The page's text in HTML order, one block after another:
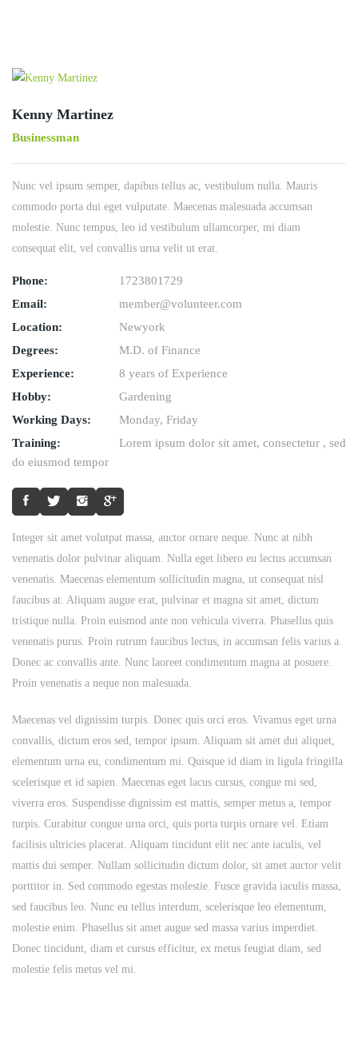
Kenny Martinez
Businessman
Nunc vel ipsum semper, dapibus tellus ac, vestibulum nulla. Mauris
commodo porta dui eget vulputate. Maecenas malesuada accumsan
molestie. Nunc tempus, leo id vestibulum ullamcorper, mi diam
consequat elit, vel convallis urna velit ut erat.
Phone:
1723801729
Email:
member@volunteer.com
Location:
Newyork
Degrees:
M.D. of Finance
Experience:
8 years of Experience
Hobby:
Gardening
Working Days:
Monday, Friday
Training:
Lorem ipsum dolor sit amet, consectetur , sed
do eiusmod tempor
Integer sit amet volutpat massa, auctor ornare neque. Nunc at nibh
venenatis dolor pulvinar aliquam. Nulla eget libero eu lectus accumsan
venenatis. Maecenas elementum sollicitudin magna, ut consequat nisl
faucibus at. Aliquam augue erat, pulvinar et magna sit amet, dictum
tristique nulla. Proin euismod ante non vehicula viverra. Phasellus quis
venenatis purus. Proin rutrum faucibus lectus, in accumsan felis varius a.
Donec ac convallis ante. Nunc laoreet condimentum magna at posuere.
Proin venenatis a neque non malesuada.
Maecenas vel dignissim turpis. Donec quis orci eros. Vivamus eget urna
convallis, dictum eros sed, tempor ipsum. Aliquam sit amet dui aliquet,
elementum urna eu, condimentum mi. Quisque id diam in ligula fringilla
scelerisque et id sapien. Maecenas eget lacus cursus, congue mi sed,
viverra eros. Suspendisse dignissim est mattis, semper metus a, tempor
turpis. Curabitur congue urna orci, quis porta turpis ornare vel. Etiam
facilisis ultricies placerat. Aliquam tincidunt elit nec ante iaculis, vel
mattis dui semper. Nullam sollicitudin dictum dolor, sit amet auctor velit
porttitor in. Sed commodo egestas molestie. Fusce gravida iaculis massa,
sed faucibus leo. Nunc eu tellus interdum, scelerisque leo elementum,
molestie enim. Phasellus sit amet augue sed massa varius imperdiet.
Donec tincidunt, diam et cursus efficitur, ex metus feugiat diam, sed
molestie felis metus vel mi.